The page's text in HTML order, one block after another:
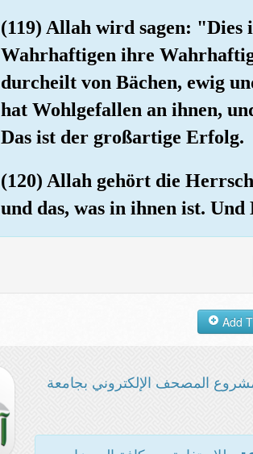
(119) Allah wird sagen: "Dies
Wahrhaftigen ihre
durcheilt von Bächen, ewig
hat Wohlgefallen an ihnen,
Das ist der großartige Erfolg.
(120) Allah gehört die
und das, was in ihnen ist.
المصحف الإلكتروني بجامعة